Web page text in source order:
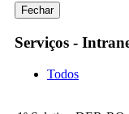
Fechar
Serviços -
Todos